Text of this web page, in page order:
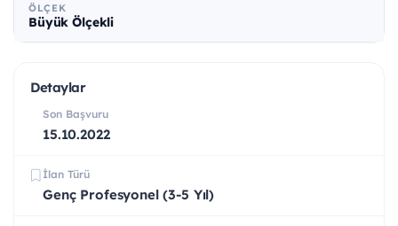
ÖLÇEK
Büyük Ölçekli
Detaylar
Son Başvuru
15.10.2022
İlan Türü
Genç Profesyonel (3-5 Yıl)